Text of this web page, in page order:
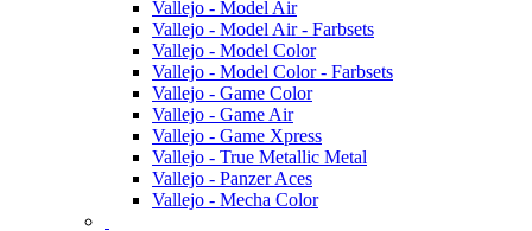
Vallejo - Model Air
Vallejo - Model Air - Farbsets
Vallejo - Model Color
Vallejo - Model Color - Farbsets
Vallejo - Game Color
Vallejo - Game Air
Vallejo - Game Xpress
Vallejo - True Metallic Metal
Vallejo - Panzer Aces
Vallejo - Mecha Color